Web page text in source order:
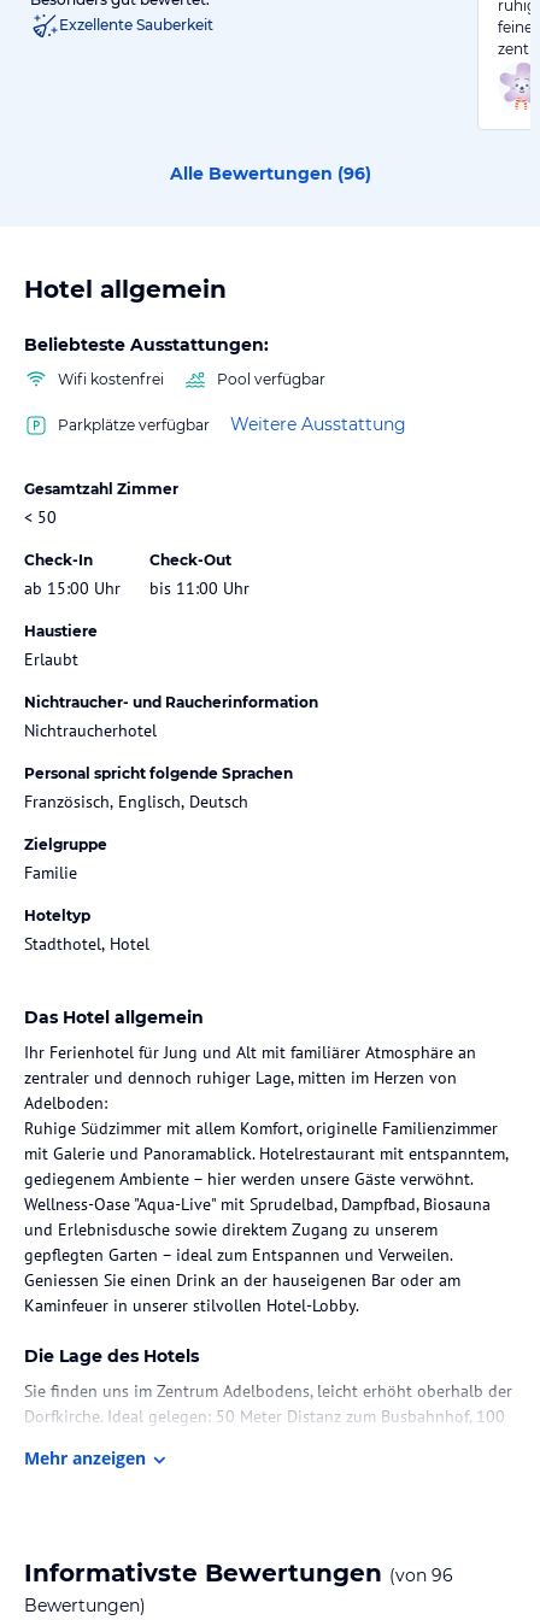
Exzellente Sauberkeit
Alle Bewertungen (96)
Hotel allgemein
Beliebteste Ausstattungen:
Wifi kostenfrei Pool verfügbar
Parkplätze verfügbar Weitere Ausstattung
Gesamtzahl Zimmer
< 50
Check-In
ab 15:00 Uhr
Check-Out
bis 11:00 Uhr
Haustiere
Erlaubt
Nichtraucher- und Raucherinformation
Nichtraucherhotel
Personal spricht folgende Sprachen
Französisch, Englisch, Deutsch
Zielgruppe
Familie
Hoteltyp
Stadthotel, Hotel
Das Hotel allgemein
Ihr Ferienhotel für Jung und Alt mit familiärer Atmosphäre an
zentraler und dennoch ruhiger Lage, mitten im Herzen von
Adelboden:
Ruhige Südzimmer mit allem Komfort, originelle Familienzimmer
mit Galerie und Panoramablick. Hotelrestaurant mit entspanntem,
gediegenem Ambiente – hier werden unsere Gäste verwöhnt.
Wellness-Oase "Aqua-Live" mit Sprudelbad, Dampfbad, Biosauna
und Erlebnisdusche sowie direktem Zugang zu unserem
gepflegten Garten – ideal zum Entspannen und Verweilen.
Geniessen Sie einen Drink an der hauseigenen Bar oder am
Die Lage des Hotels
Sie finden uns im Zentrum Adelbodens, leicht erhöht oberhalb der
Dorfkirche. Ideal gelegen: 50 Meter Distanz zum Busbahnhof, 100
Fussmarsch zur Hauptstation Sillerenbühl. Einkaufsstrasse mit
Zimmer / Unterbringung im Hotel
Alle Zimmer mit Bad oder Dusche, WC, TV (mehrsprachig), Telefon,
Mehr anzeigen
Informativste Bewertungen (von 96
Bewertungen)